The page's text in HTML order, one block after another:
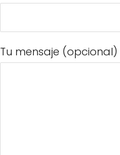
Tu mensaje (opcional)